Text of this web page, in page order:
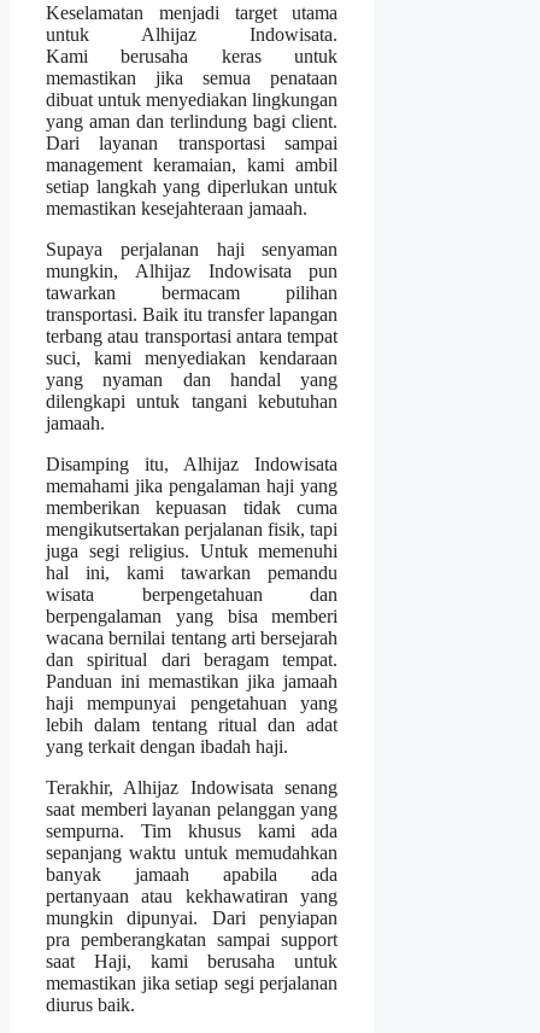
Keselamatan menjadi target utama
untuk Alhijaz Indowisata.
Kami berusaha keras untuk
memastikan jika semua penataan
dibuat untuk menyediakan lingkungan
yang aman dan terlindung bagi client.
Dari layanan transportasi sampai
management keramaian, kami ambil
setiap langkah yang diperlukan untuk
memastikan kesejahteraan jamaah.
Supaya perjalanan haji senyaman
mungkin, Alhijaz Indowisata pun
tawarkan bermacam pilihan
transportasi. Baik itu transfer lapangan
terbang atau transportasi antara tempat
suci, kami menyediakan kendaraan
yang nyaman dan handal yang
dilengkapi untuk tangani kebutuhan
jamaah.
Disamping itu, Alhijaz Indowisata
memahami jika pengalaman haji yang
memberikan kepuasan tidak cuma
mengikutsertakan perjalanan fisik, tapi
juga segi religius. Untuk memenuhi
hal ini, kami tawarkan pemandu
wisata berpengetahuan dan
berpengalaman yang bisa memberi
wacana bernilai tentang arti bersejarah
dan spiritual dari beragam tempat.
Panduan ini memastikan jika jamaah
haji mempunyai pengetahuan yang
lebih dalam tentang ritual dan adat
yang terkait dengan ibadah haji.
Terakhir, Alhijaz Indowisata senang
saat memberi layanan pelanggan yang
sempurna. Tim khusus kami ada
sepanjang waktu untuk memudahkan
banyak jamaah apabila ada
pertanyaan atau kekhawatiran yang
mungkin dipunyai. Dari penyiapan
pra pemberangkatan sampai support
saat Haji, kami berusaha untuk
memastikan jika setiap segi perjalanan
diurus baik.